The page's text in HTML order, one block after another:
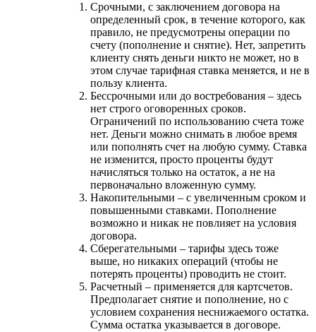
Срочными, с заключением договора на
определенный срок, в течение которого, как
правило, не предусмотрены операции по
счету (пополнение и снятие). Нет, запретить
клиенту снять деньги никто не может, но в
этом случае тарифная ставка меняется, и не в
пользу клиента.
Бессрочными или до востребования – здесь
нет строго оговоренных сроков.
Ограничений по использованию счета тоже
нет. Деньги можно снимать в любое время
или пополнять счет на любую сумму. Ставка
не изменится, просто проценты будут
начисляться только на остаток, а не на
первоначально вложенную сумму.
Накопительными – с увеличенным сроком и
повышенными ставками. Пополнение
возможно и никак не повлияет на условия
договора.
Сберегательными – тарифы здесь тоже
выше, но никаких операций (чтобы не
потерять проценты) проводить не стоит.
Расчетный – применяется для картсчетов.
Предполагает снятие и пополнение, но с
условием сохранения неснижаемого остатка.
Сумма остатка указывается в договоре.